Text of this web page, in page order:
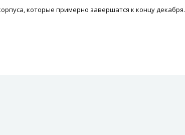
которые примерно завершатся к концу декабря.